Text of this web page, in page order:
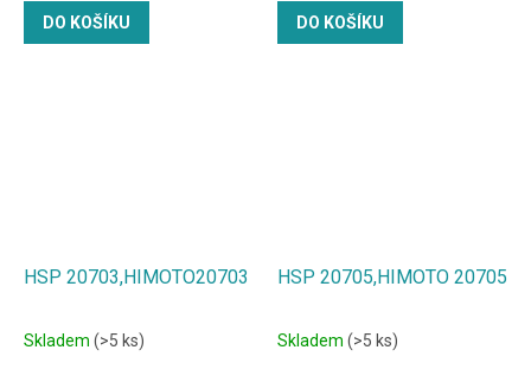
DO KOŠÍKU DO KOŠÍKU
HSP 20703,HIMOTO20703
Skladem (>5 ks)
HSP 20705,HIMOTO 20705
Skladem (>5 ks)